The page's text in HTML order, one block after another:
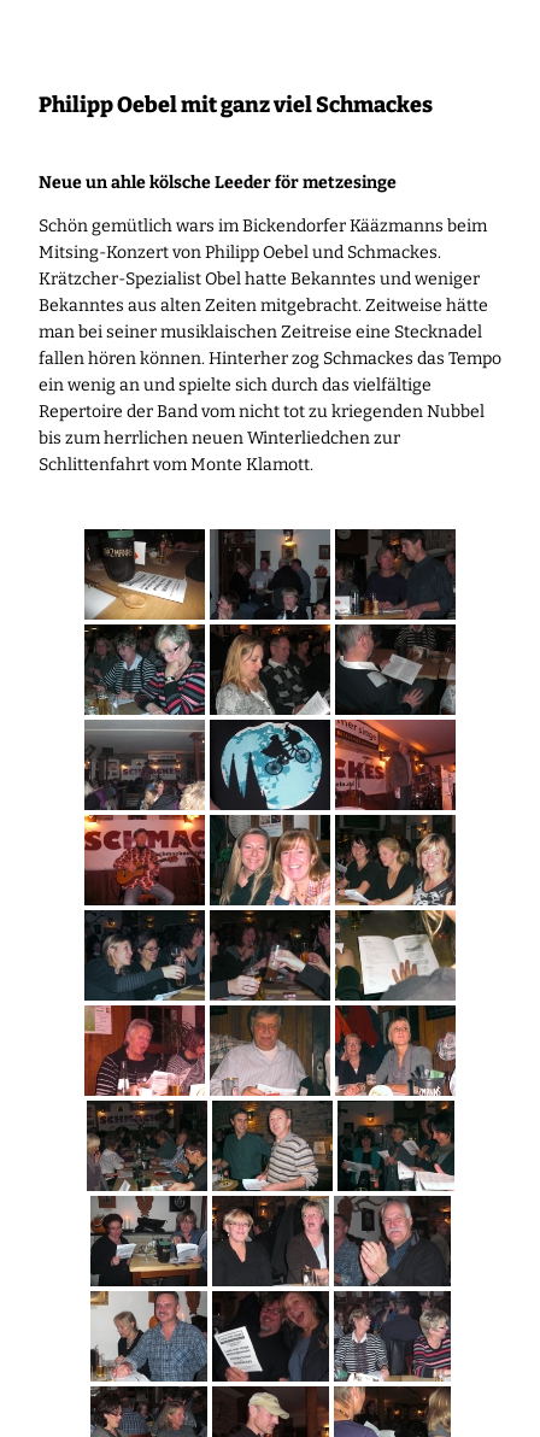
Philipp Oebel mit ganz viel Schmackes
Neue un ahle kölsche Leeder för metzesinge
Schön gemütlich wars im Bickendorfer Kääzmanns beim
Mitsing-Konzert von Philipp Oebel und Schmackes.
Krätzcher-Spezialist Obel hatte Bekanntes und weniger
Bekanntes aus alten Zeiten mitgebracht. Zeitweise hätte
man bei seiner musiklaischen Zeitreise eine Stecknadel
fallen hören können. Hinterher zog Schmackes das Tempo
ein wenig an und spielte sich durch das vielfältige
Repertoire der Band vom nicht tot zu kriegenden Nubbel
bis zum herrlichen neuen Winterliedchen zur
Schlittenfahrt vom Monte Klamott.